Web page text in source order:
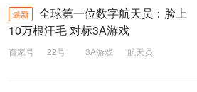
最新
全球第一位数字航天员：脸上
10万根汗毛 对标3A游戏
百家号 22号 3A游戏 航天员